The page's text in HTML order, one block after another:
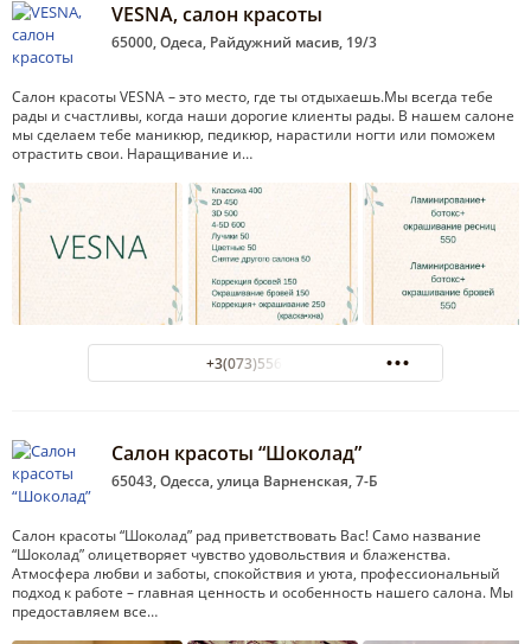
VESNA, салон красоты
65000, Одеса, Райдужний масив, 19/3
Салон красоты VESNA – это место, где ты отдыхаешь.Мы всегда тебе
рады и счастливы, когда наши дорогие клиенты рады. В нашем салоне
мы сделаем тебе маникюр, педикюр, нарастили ногти или поможем
отрастить свои. Наращивание и…
+3(073)556-57-55
Салон красоты “Шоколад”
65043, Одесса, улица Варненская, 7-Б
Салон красоты “Шоколад” рад приветствовать Вас! Само название
“Шоколад” олицетворяет чувство удовольствия и блаженства.
Атмосфера любви и заботы, спокойствия и уюта, профессиональный
подход к работе – главная ценность и особенность нашего салона. Мы
предоставляем все…